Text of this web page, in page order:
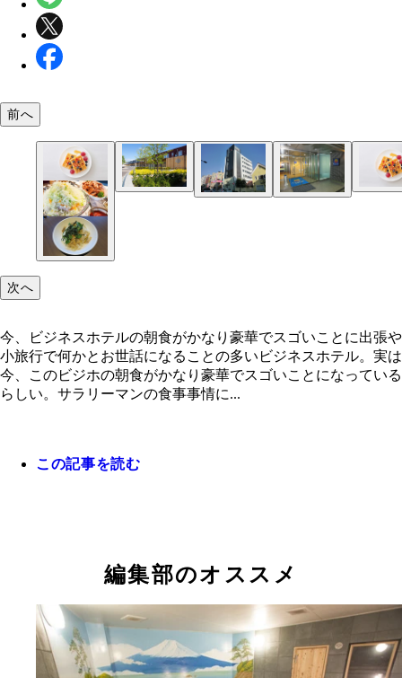
今、ビジネスホテルの朝食がかなり豪華でスゴい
オガールイン
ホテルアベスト姫路
コンフォートホテルチェーン
コンフォートホテルチェーン 週プレイチオシの
「朝ワッフル」
ホテル ルートイン 東京 東陽町
ホテル ルートイン 週プレイチオシの一品「深
オガールイン 週プレイチオシの一品「紫波町産
大盛りサラダ」
前へ
次へ
今、ビジネスホテルの朝食がかなり豪華でスゴいことに出張や
小旅行で何かとお世話になることの多いビジネスホテル。実は
今、このビジホの朝食がかなり豪華でスゴいことになっている
らしい。サラリーマンの食事事情に...
この記事を読む
編集部のオススメ